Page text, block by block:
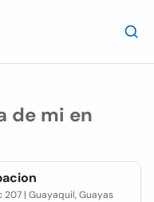
de mi en
207 | Guayaquil, Guayas